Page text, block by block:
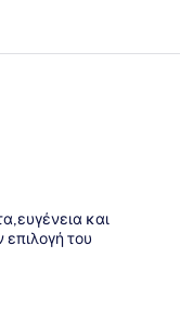
και
του